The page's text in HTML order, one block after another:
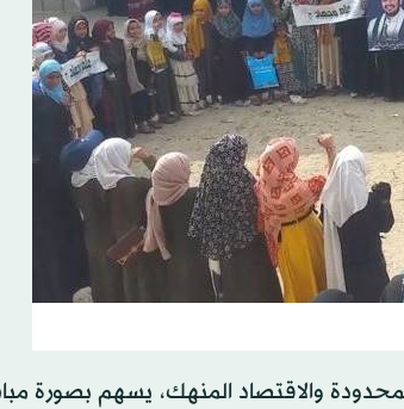
والاقتصاد المنهك، يسهم بصورة